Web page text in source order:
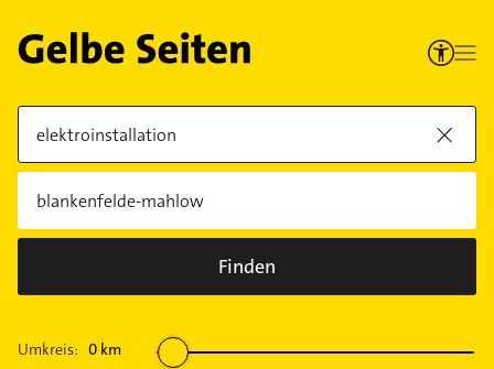
Finden
Umkreis: 0 km